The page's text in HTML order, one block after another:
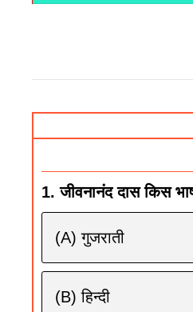
1. जीवनानंद दास किस
(A) गुजराती
(B) हिन्दी